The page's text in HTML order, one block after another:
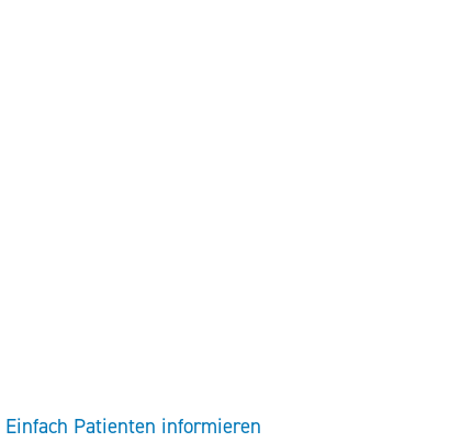
Einfach Patienten informieren